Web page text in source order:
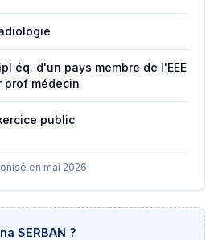
éq. d'un pays membre de l'EEE
prof médecin
public
en mai 2026
SERBAN ?